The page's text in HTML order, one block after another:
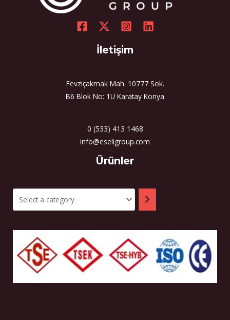
İletişim
Fevziçakmak Mah. 10777 Sok.
B6 Blok No: 1U Karatay Konya
0 (533) 413 1468
info@eseligroup.com
Ürünler